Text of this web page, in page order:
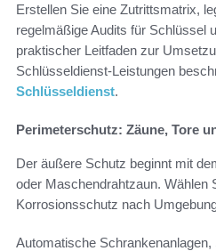
Erstellen Sie eine Zutrittsmatrix,
regelmäßige Audits für Schlüssel
praktischer Leitfaden zur
Schlüsseldienst-Leistungen
Schlüsseldienst.
Perimeterschutz: Zäune, Tore
Der äußere Schutz beginnt mit
oder Maschendrahtzaun. Wählen
Korrosionsschutz nach
Automatische